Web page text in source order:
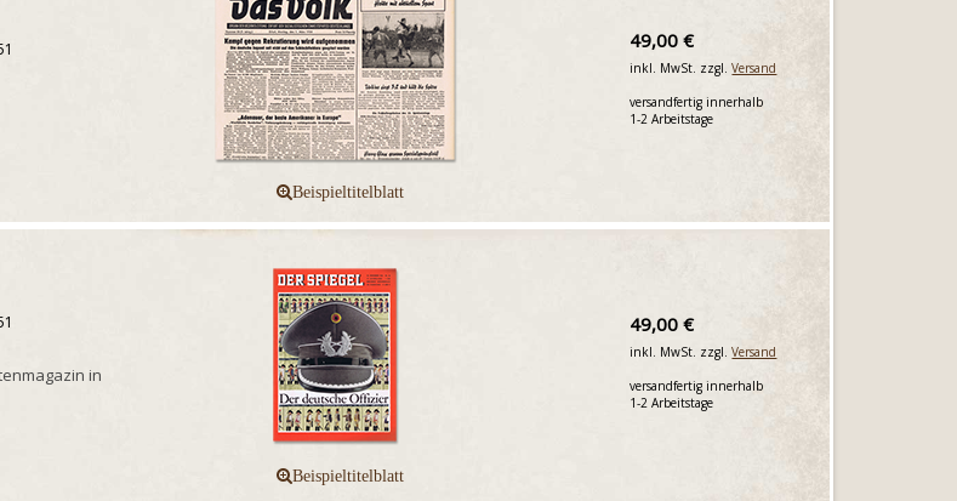
49,00 €
inkl. MwSt. zzgl.Versand
versandfertig innerhalb
1-2 Arbeitstage
in
49,00 €
inkl. MwSt. zzgl.Versand
versandfertig innerhalb
1-2 Arbeitstage